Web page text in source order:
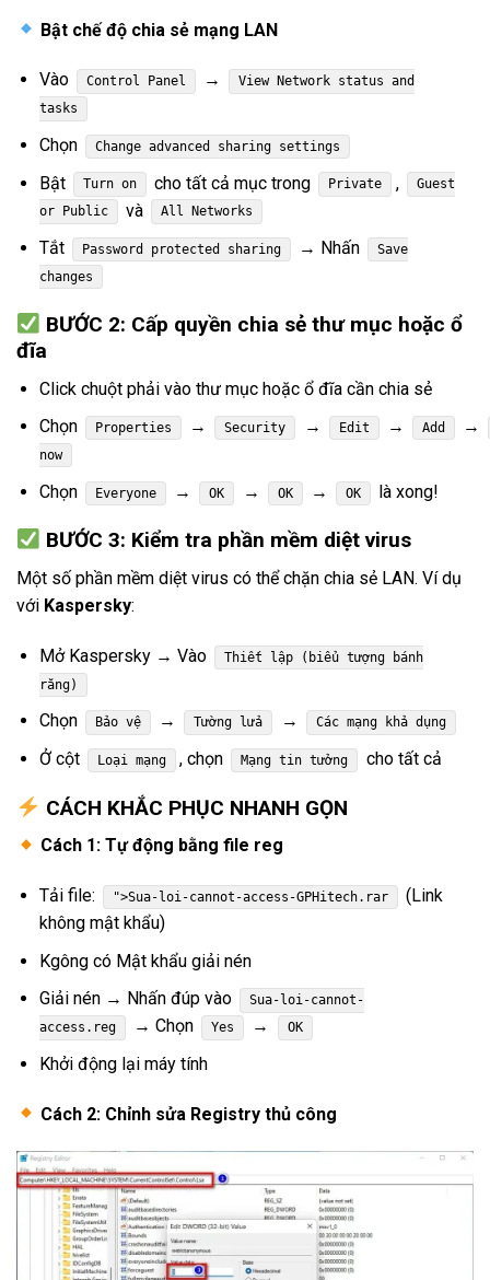
Bật chế độ chia sẻ mạng LAN
Vào Control Panel →
View Network status and
tasks
Chọn Change advanced sharing settings
Bật Turn on cho tất cả mục trong Private ,
Guest
or Public
và All Networks
Tắt Password protected sharing → Nhấn
Save
changes
BƯỚC 2: Cấp quyền chia sẻ thư mục hoặc ổ
đĩa
Click chuột phải vào thư mục hoặc ổ đĩa cần chia sẻ
Chọn
Properties → Security → Edit → Add →
now
Chọn Everyone → OK → OK → OK là xong!
BƯỚC 3: Kiểm tra phần mềm diệt virus
Một số phần mềm diệt virus có thể chặn chia sẻ LAN. Ví dụ
với Kaspersky:
Mở Kaspersky → Vào
Thiết lập (biểu tượng bánh
răng)
Chọn Bảo vệ → Tường lửa → Các mạng khả dụng
Ở cột Loại mạng , chọn Mạng tin tưởng cho tất cả
CÁCH KHẮC PHỤC NHANH GỌN
Cách 1: Tự động bằng file reg
Tải file: ">Sua-loi-cannot-access-GPHitech.rar
(Link
không mật khẩu)
Kgông có Mật khẩu giải nén
Giải nén → Nhấn đúp vào
Sua-loi-cannot-
access.reg
→ Chọn Yes → OK
Khởi động lại máy tính
Cách 2: Chỉnh sửa Registry thủ công